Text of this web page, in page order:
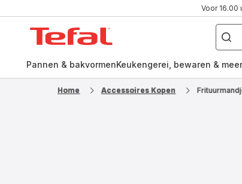
Voor 16.00
Waar
ben
naar
Pannen & bakvormenKeukengerei, bewaren &
Home Accessoires Kopen